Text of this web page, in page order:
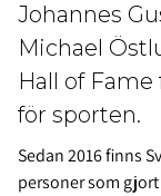
Johannes
Michael
Hall of
för sporten.
Sedan 2016 finns
personer som